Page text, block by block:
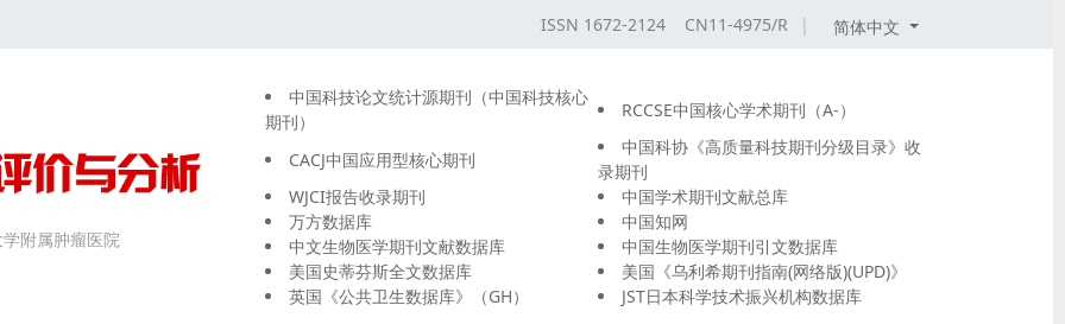
ISSN 1672-2124 CN11-4975/R | 简体中文
附属肿瘤医院
中国科技论文统计源期刊（中国科技核心
期刊）
RCCSE中国核心学术期刊（A-）
CACJ中国应用型核心期刊
中国科协《高质量科技期刊分级目录》收
录期刊
WJCI报告收录期刊
中国学术期刊文献总库
万方数据库
中国知网
中文生物医学期刊文献数据库
中国生物医学期刊引文数据库
美国史蒂芬斯全文数据库
美国《乌利希期刊指南(网络版)(UPD)》
英国《公共卫生数据库》（GH）
JST日本科学技术振兴机构数据库